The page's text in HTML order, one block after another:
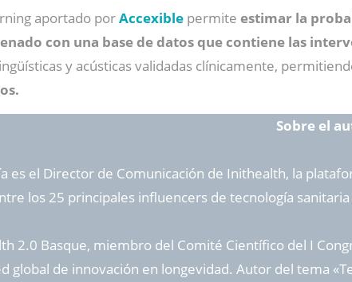
aportado porAccexible permite estimar la
con una base de datos que contiene las
y acústicas validadas clínicamente,
Sobre el
es el Director de Comunicación de Inithealth, la
los 25 principales influencers de tecnología
2.0 Basque, miembro del Comité Científico del I
global de innovación en longevidad. Autor del tema